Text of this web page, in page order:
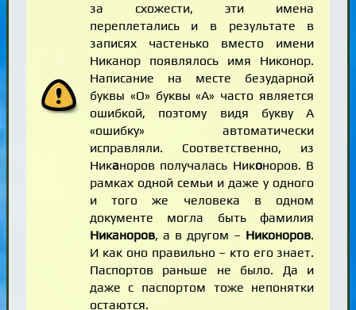
за схожести, эти имена
переплетались и в результате в
записях частенько вместо имени
Никанор появлялось имя Никонор.
Написание на месте безударной
буквы «О» буквы «А» часто является
ошибкой, поэтому видя букву А
«ошибку» автоматически
исправляли. Соответственно, из
Никаноров получалась Никоноров. В
рамках одной семьи и даже у одного
и того же человека в одном
документе могла быть фамилия
Никаноров, а в другом – Никоноров.
И как оно правильно – кто его знает.
Паспортов раньше не было. Да и
даже с паспортом тоже непонятки
остаются.